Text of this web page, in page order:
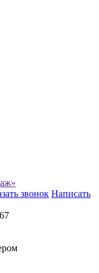
звонок Написать